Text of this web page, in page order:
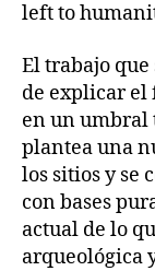
left to
El trabajo
de explicar el
en un umbral
plantea una
los sitios y se
con bases
actual de lo
arqueológica